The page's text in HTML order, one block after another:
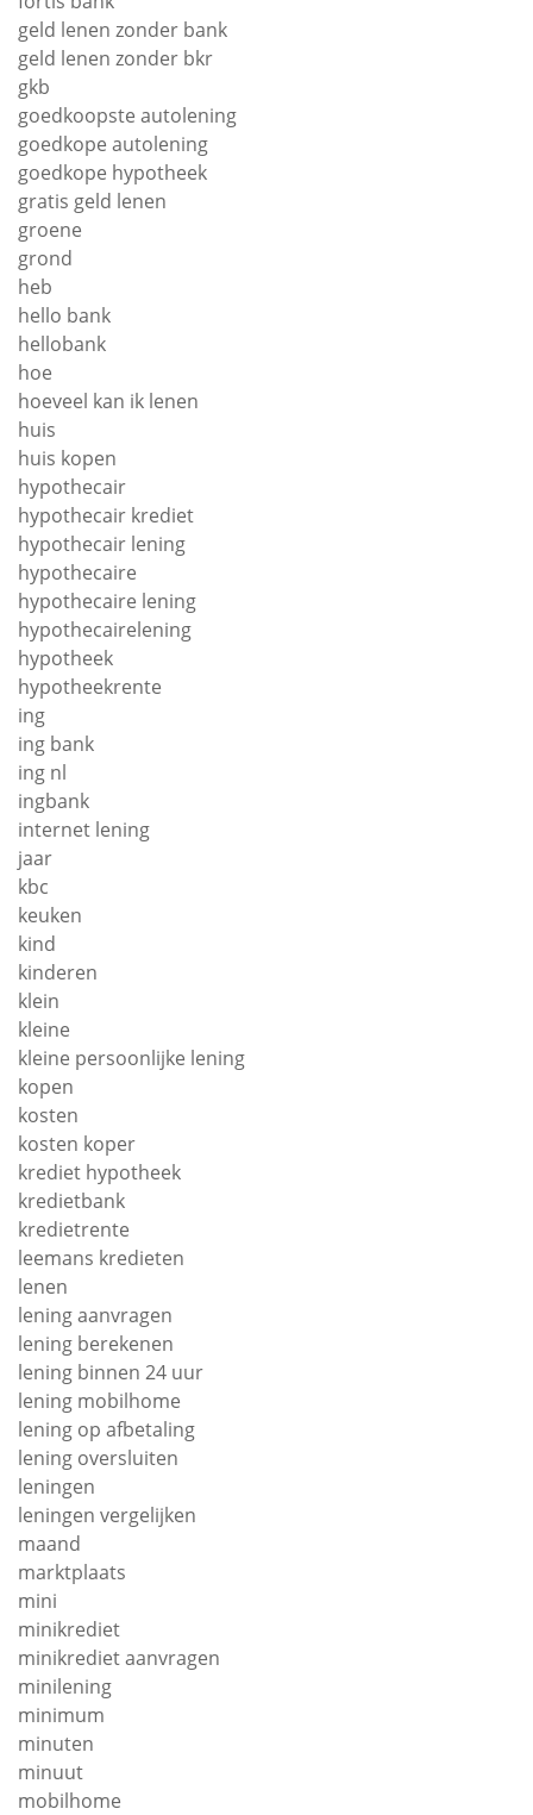
geld lenen zonder bank
geld lenen zonder bkr
gkb
goedkoopste autolening
goedkope autolening
goedkope hypotheek
gratis geld lenen
groene
grond
heb
hello bank
hellobank
hoe
hoeveel kan ik lenen
huis
huis kopen
hypothecair
hypothecair krediet
hypothecair lening
hypothecaire
hypothecaire lening
hypothecairelening
hypotheek
hypotheekrente
ing
ing bank
ing nl
ingbank
internet lening
jaar
kbc
keuken
kind
kinderen
klein
kleine
kleine persoonlijke lening
kopen
kosten
kosten koper
krediet hypotheek
kredietbank
kredietrente
leemans kredieten
lenen
lening aanvragen
lening berekenen
lening binnen 24 uur
lening mobilhome
lening op afbetaling
lening oversluiten
leningen
leningen vergelijken
maand
marktplaats
mini
minikrediet
minikrediet aanvragen
minilening
minimum
minuten
minuut
mobilhome